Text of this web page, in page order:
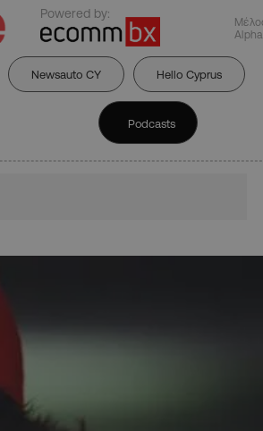
Powered by:
Newsauto CY Hello Cyprus
Podcasts